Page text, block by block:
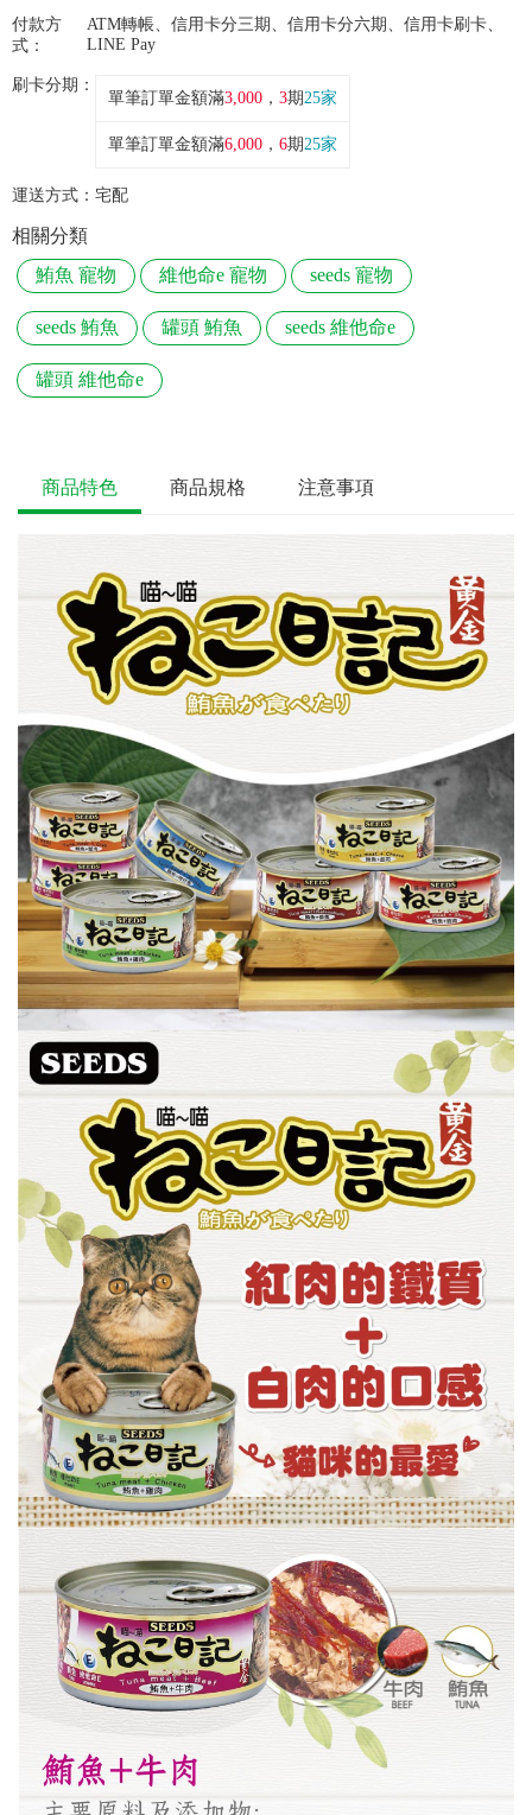
付款方
式：
ATM轉帳、信用卡分三期、信用卡分六期、信用卡刷卡、
LINE Pay
刷卡分期：
單筆訂單金額滿3,000 ， 3期25家
單筆訂單金額滿6,000 ， 6期25家
運送方式： 宅配
相關分類
鮪魚 寵物
維他命e 寵物 seeds 寵物
seeds 鮪魚 罐頭 鮪魚 seeds 維他命e
罐頭 維他命e
商品特色 商品規格 注意事項